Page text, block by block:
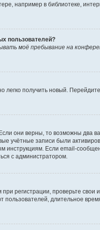
например в библиотеке,
пользователей?
моё пребывание на
легко получить новый.
они верны, то возможны два
учётные записи были
Если email-
с администратором.
регистрации, проверьте
длительное